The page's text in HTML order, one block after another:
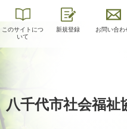
このサイトにつ
いて
新規登録 お問い合わ
八千代市社会福祉